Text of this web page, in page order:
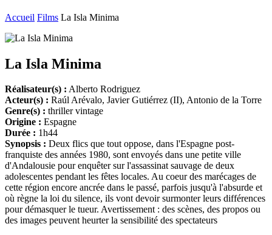
Accueil Films La Isla Minima
La Isla Minima
Réalisateur(s) : Alberto Rodriguez
Acteur(s) : Raúl Arévalo, Javier Gutiérrez (II), Antonio de la Torre
Genre(s) : thriller vintage
Origine : Espagne
Durée : 1h44
Synopsis : Deux flics que tout oppose, dans l'Espagne post-
franquiste des années 1980, sont envoyés dans une petite ville
d'Andalousie pour enquêter sur l'assassinat sauvage de deux
adolescentes pendant les fêtes locales. Au coeur des marécages de
cette région encore ancrée dans le passé, parfois jusqu'à l'absurde et
où règne la loi du silence, ils vont devoir surmonter leurs différences
pour démasquer le tueur. Avertissement : des scènes, des propos ou
des images peuvent heurter la sensibilité des spectateurs